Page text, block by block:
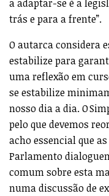
a adaptar-se é a
trás e para a frente”.
O autarca considera
estabilize para
uma reflexão em
se estabilize
nosso dia a dia. O
pelo que devemos
acho essencial que
Parlamento
comum sobre esta
numa discussão de